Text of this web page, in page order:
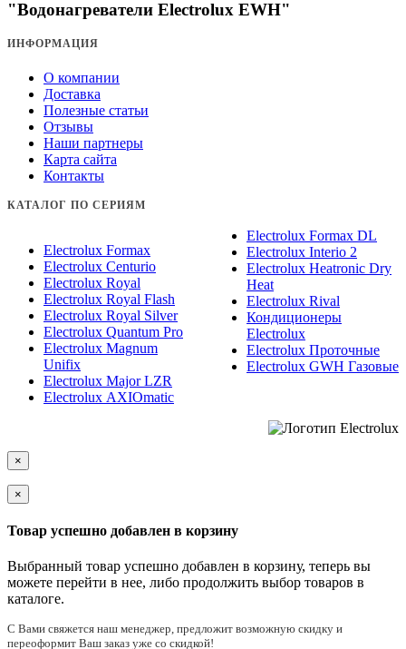
"Водонагреватели Electrolux EWH"
ИНФОРМАЦИЯ
О компании
Доставка
Полезные статьи
Отзывы
Наши партнеры
Карта сайта
Контакты
КАТАЛОГ ПО СЕРИЯМ
Electrolux Formax
Electrolux Centurio
Electrolux Royal
Electrolux Royal Flash
Electrolux Royal Silver
Electrolux Quantum Pro
Electrolux Magnum
Unifix
Electrolux Major LZR
Electrolux AXIOmatic
Electrolux Formax DL
Electrolux Interio 2
Electrolux Heatronic Dry
Heat
Electrolux Rival
Кондиционеры
Electrolux
Electrolux Проточные
Electrolux GWH Газовые
×
×
Товар успешно добавлен в корзину
Выбранный товар успешно добавлен в корзину, теперь вы
можете перейти в нее, либо продолжить выбор товаров в
каталоге.
С Вами cвяжется наш менеджер, предложит возможную скидку и
переоформит Ваш заказ уже со скидкой!